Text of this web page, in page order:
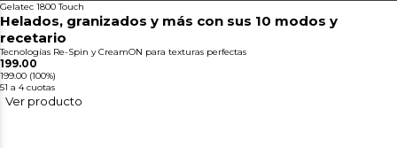
Gelatec 1800 Touch
Helados, granizados y más con sus 10 modos y
recetario
Tecnologías Re-Spin y CreamON para texturas perfectas
199.00
199.00 (100%)
51 a 4 cuotas
Ver producto